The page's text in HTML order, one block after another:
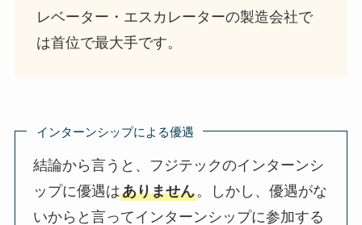
レベーター・エスカレーターの製造会社で
は首位で最大手です。
インターンシップによる優遇
結論から言うと、フジテックのインターンシ
ップに優遇はありません。しかし、優遇がな
いからと言ってインターンシップに参加する